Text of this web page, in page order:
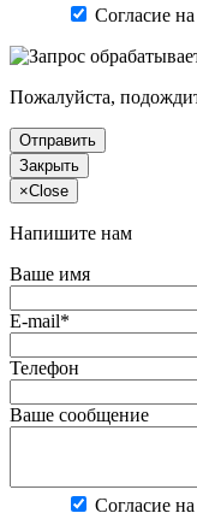
Согласие на
Пожалуйста,
Отправить
Закрыть
×Close
Напишите нам
Ваше имя
E-mail*
Телефон
Ваше сообщение
Согласие на